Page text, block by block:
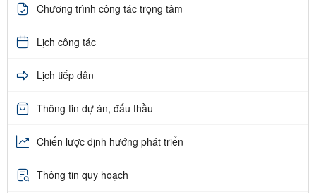
Chương trình công tác trọng tâm
Lịch công tác
Lịch tiếp dân
Thông tin dự án, đấu thầu
Chiến lược định hướng phát triển
Thông tin quy hoạch